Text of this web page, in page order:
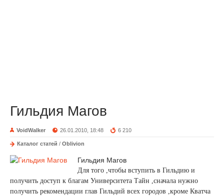
Гильдия Магов
VoidWalker 26.01.2010, 18:48 6 210
Каталог статей / Oblivion
Гильдия Магов
Для того ,чтобы вступить в Гильдию и
получить доступ к благам Университета Тайн ,сначала нужно
получить рекомендации глав Гильдий всех городов ,кроме Кватча